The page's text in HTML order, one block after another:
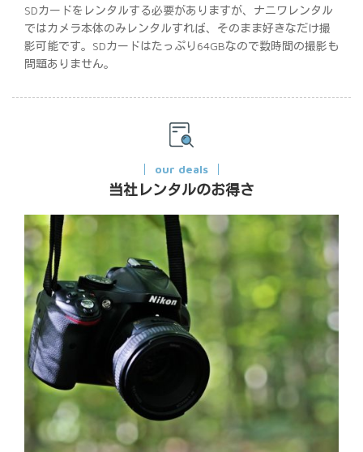
SDカードをレンタルする必要がありますが、ナニワレンタル
ではカメラ本体のみレンタルすれば、そのまま好きなだけ撮
影可能です。SDカードはたっぷり64GBなので数時間の撮影も
問題ありません。
our deals
当社レンタルのお得さ